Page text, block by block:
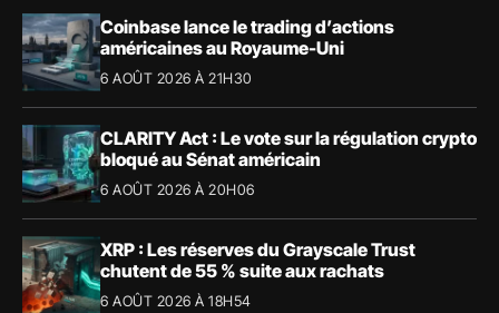
Coinbase lance le trading d’actions
américaines au Royaume-Uni
6 AOÛT 2026 À 21H30
CLARITY Act : Le vote sur la régulation crypto
bloqué au Sénat américain
6 AOÛT 2026 À 20H06
XRP : Les réserves du Grayscale Trust
chutent de 55 % suite aux rachats
6 AOÛT 2026 À 18H54